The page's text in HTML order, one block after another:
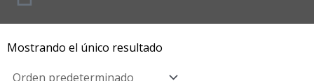
Mostrando el único resultado